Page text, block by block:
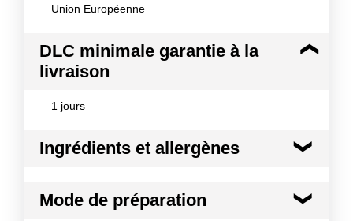
Union Européenne
DLC minimale garantie à la
livraison
1 jours
Ingrédients et allergènes
Espèce : Bœuf Morceaux d'origine : queue Issu de
Mode de préparation